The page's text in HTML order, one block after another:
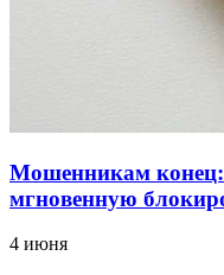
Мошенникам конец:
мгновенную
4 июня